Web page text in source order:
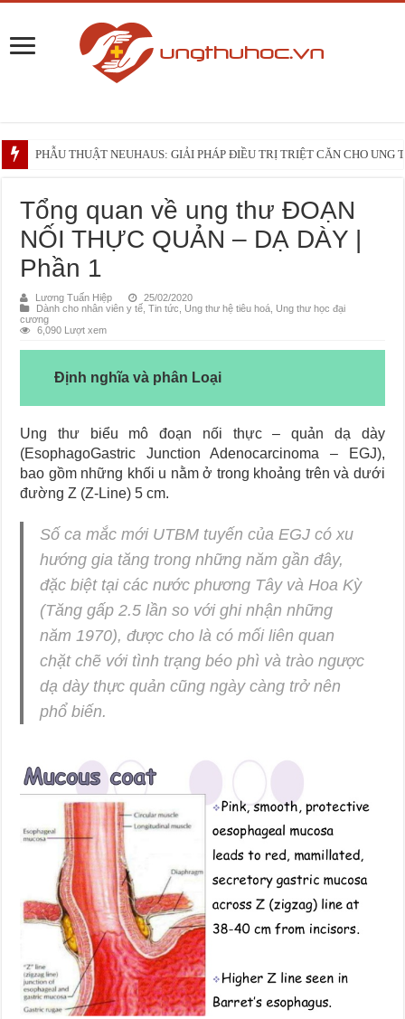
PHẪU THUẬT NEUHAUS: GIẢI PHÁP ĐIỀU TRỊ TRIỆT CĂN CHO UNG
Những điều bạn cần biết trước liệu trình xạ trị vùng đầu – cổ
Tổng quan về ung thư ĐOẠN
NỐI THỰC QUẢN – DẠ DÀY |
Phần 1
Lương Tuấn Hiệp
25/02/2020
Dành cho nhân viên y tế ,Tin tức Ung thư hệ tiêu hoá Ung thư học đại
cương
6,090 Lượt xem
Định nghĩa và phân Loại
Ung thư biểu mô đoạn nối thực – quản dạ dày
(EsophagoGastric Junction Adenocarcinoma – EGJ),
bao gồm những khối u nằm ở trong khoảng trên và dưới
đường Z (Z-Line) 5 cm.
Số ca mắc mới UTBM tuyến của EGJ có xu
hướng gia tăng trong những năm gần đây,
đặc biệt tại các nước phương Tây và Hoa Kỳ
(Tăng gấp 2.5 lần so với ghi nhận những
năm 1970), được cho là có mối liên quan
chặt chẽ với tình trạng béo phì và trào ngược
dạ dày thực quản cũng ngày càng trở nên
phổ biến.